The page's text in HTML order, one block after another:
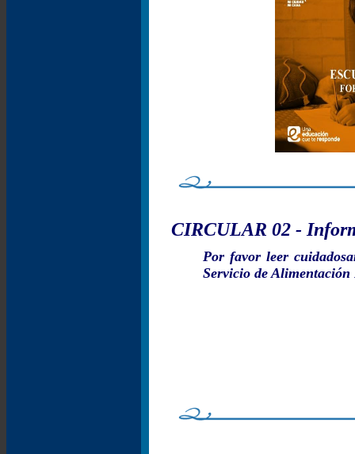
CIRCULAR 02 -
Por favor leer
Servicio de